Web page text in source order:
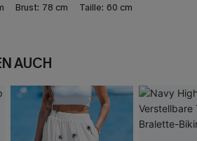
Brust: 78 cm Taille: 60 cm
AUCH